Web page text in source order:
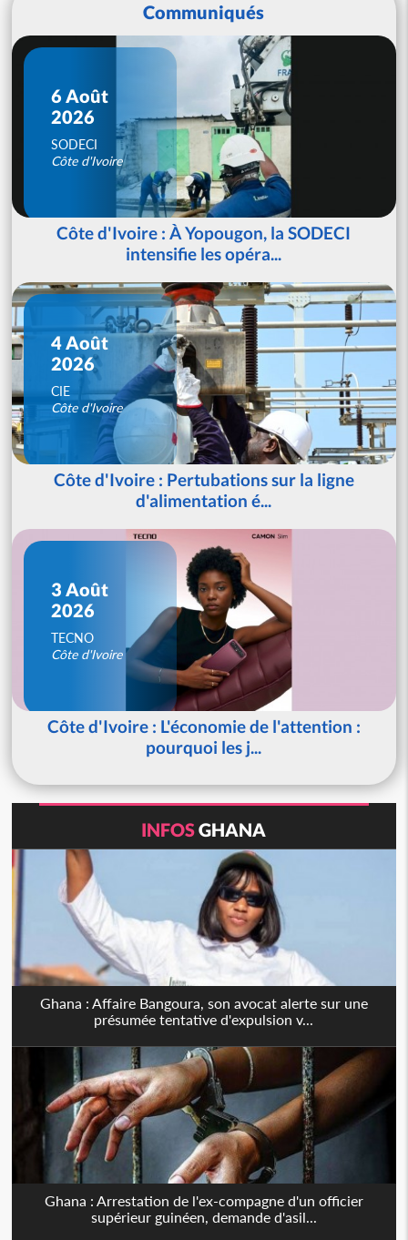
Communiqués
6 Août
2026
SODECI
Côte d'Ivoire
Côte d'Ivoire : À Yopougon, la SODECI
intensifie les opéra...
4 Août
2026
CIE
Côte d'Ivoire
Côte d'Ivoire : Pertubations sur la ligne
d'alimentation é...
3 Août
2026
TECNO
Côte d'Ivoire
Côte d'Ivoire : L'économie de l'attention :
pourquoi les j...
INFOSGHANA
Ghana : Affaire Bangoura, son avocat alerte sur une
présumée tentative d'expulsion v...
Ghana : Arrestation de l'ex-compagne d'un officier
supérieur guinéen, demande d'asil...